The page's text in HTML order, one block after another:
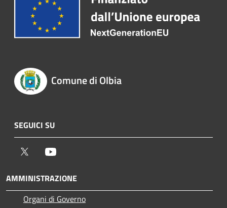
Comune di Olbia
SEGUICI SU
Twitter
AMMINISTRAZIONE
Organi di Governo